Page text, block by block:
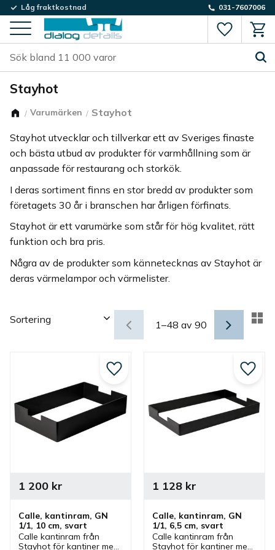
Meny
Låg fraktkostnad 031-7607006
Stayhot
Varumärken Stayhot
Stayhot utvecklar och tillverkar ett av Sveriges finaste
och bästa utbud av produkter för varmhållning som är
anpassade för restaurang och storkök.
I deras sortiment finns en stor bredd av produkter som
företagets 30 år i branschen har årligen förfinats.
Stayhot är ett varumärke som står för hög kvalitet, rätt
funktion och bra pris.
Några av de produkter som kännetecknas av Stayhot är
deras värmelampor och värmelister.
1–48 av 90
Välj sortering
Calle, kantinram, GN
1/1, 10 cm, svart
Calle kantinram från
Stayhot för kantiner med
1 200kr
Lägg till i favoriter
Calle, kantinram, GN
1/1, 6,5 cm, svart
Calle kantinram från
Stayhot för kantiner med
1 128kr
Lägg